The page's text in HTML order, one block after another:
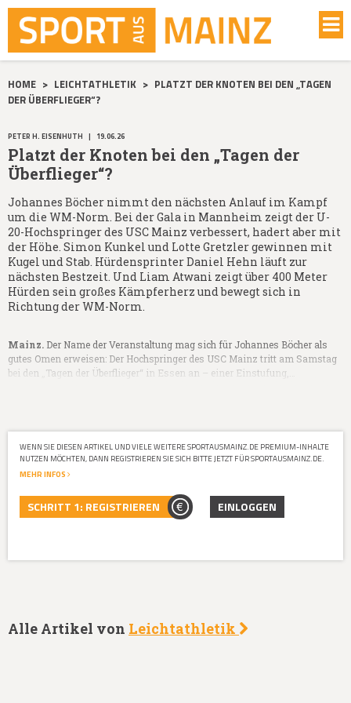
HOME > LEICHTATHLETIK > PLATZT DER KNOTEN BEI DEN „TAGEN
DER ÜBERFLIEGER“?
PETER H. EISENHUTH | 19.06.26
Platzt der Knoten bei den „Tagen der
Überflieger“?
Johannes Böcher nimmt den nächsten Anlauf im Kampf
um die WM-Norm. Bei der Gala in Mannheim zeigt der U-
20-Hochspringer des USC Mainz verbessert, hadert aber mit
der Höhe. Simon Kunkel und Lotte Gretzler gewinnen mit
Kugel und Stab. Hürdensprinter Daniel Hehn läuft zur
nächsten Bestzeit. Und Liam Atwani zeigt über 400 Meter
Hürden sein großes Kämpferherz und bewegt sich in
Richtung der WM-Norm.
Mainz. Der Name der Veranstaltung mag sich für Johannes Böcher als
gutes Omen erweisen: Der Hochspringer des USC Mainz tritt am Samstag
bei den „Tagen der Überflieger“ in Essen an – einer Einstufung,…
WENN SIE DIESEN ARTIKEL UND VIELE WEITERE SPORTAUSMAINZ.DE PREMIUM-INHALTE
NUTZEN MÖCHTEN, DANN REGISTRIEREN SIE SICH BITTE JETZT FÜR SPORTAUSMAINZ.DE.
MEHR INFOS
SCHRITT 1: REGISTRIEREN EINLOGGEN
Alle Artikel von Leichtathletik